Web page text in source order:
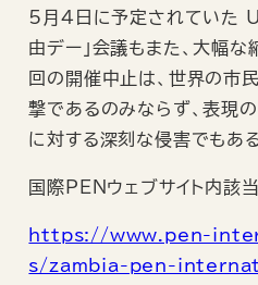
5月4日に予定されていた
由デー」会議もまた、大幅
回の開催中止は、世界の市
撃であるのみならず、表現
に対する深刻な侵害でもある
国際PENウェブサイト内該当
https://www.pen-
s/zambia-pen-